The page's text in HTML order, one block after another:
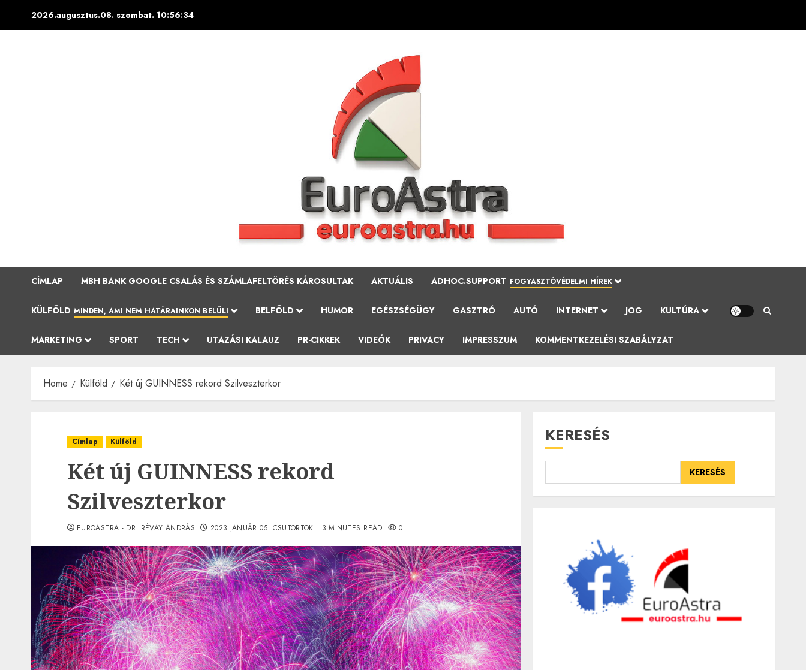
2026.augusztus.08. szombat. 10:56:35
CÍMLAP MBH BANK GOOGLE CSALÁS ÉS SZÁMLAFELTÖRÉS KÁROSULTAK AKTUÁLIS ADHOC.SUPPORT FOGYASZTÓVÉDELMI HÍREK
KÜLFÖLD MINDEN, AMI NEM HATÁRAINKON BELÜLI BELFÖLD HUMOR EGÉSZSÉGÜGY GASZTRÓ AUTÓ INTERNET JOG KULTÚRA
MARKETING SPORT TECH UTAZÁSI KALAUZ PR-CIKKEK VIDEÓK PRIVACY IMPRESSZUM KOMMENTKEZELÉSI SZABÁLYZAT
Home Külföld Két új GUINNESS rekord Szilveszterkor
Címlap Külföld
Két új GUINNESS rekord
Szilveszterkor
EUROASTRA - DR. RÉVAY ANDRÁS 2023.JANUÁR.05. CSÜTÖRTÖK. 3 MINUTES READ 0
KERESÉS
KERESÉS